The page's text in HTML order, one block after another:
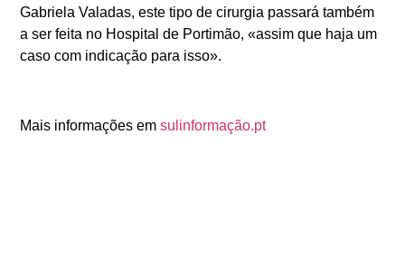
Gabriela Valadas, este tipo de cirurgia passará também
a ser feita no Hospital de Portimão, «assim que haja um
caso com indicação para isso».
Mais informações emsulinformação.pt